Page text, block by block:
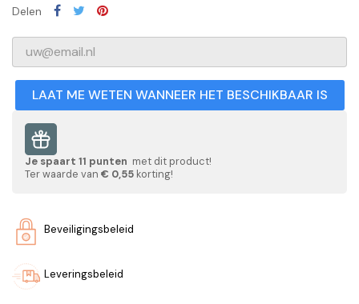
Delen
LAAT ME WETEN WANNEER HET BESCHIKBAAR IS
Je spaart 11 punten met dit product!
Ter waarde van € 0,55 korting!
Beveiligingsbeleid
Leveringsbeleid